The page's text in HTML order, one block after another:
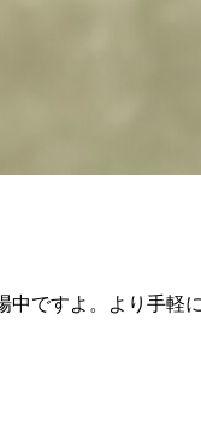
ですよ。より手軽